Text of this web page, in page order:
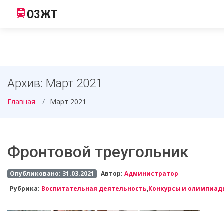
ОЗЖТ
Архив: Март 2021
Главная Март 2021
Фронтовой треугольник
Опубликовано: 31.03.2021 Автор:Администратор
Рубрика: Воспитательная деятельность,Конкурсы и